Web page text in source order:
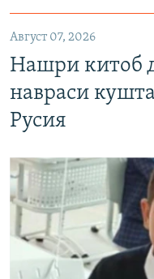
Август 07, 2026
Нашри китоб
навраси
Русия